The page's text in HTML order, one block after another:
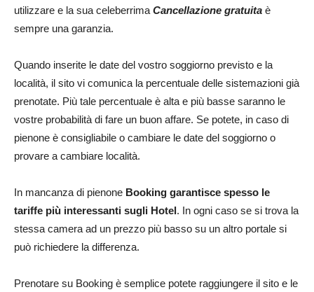
utilizzare e la sua celeberrima Cancellazione gratuita è
sempre una garanzia.
Quando inserite le date del vostro soggiorno previsto e la
località, il sito vi comunica la percentuale delle sistemazioni già
prenotate. Più tale percentuale è alta e più basse saranno le
vostre probabilità di fare un buon affare. Se potete, in caso di
pienone è consigliabile o cambiare le date del soggiorno o
provare a cambiare località.
In mancanza di pienone Booking garantisce spesso le
tariffe più interessanti sugli Hotel. In ogni caso se si trova la
stessa camera ad un prezzo più basso su un altro portale si
può richiedere la differenza.
Prenotare su Booking è semplice potete raggiungere il sito e le